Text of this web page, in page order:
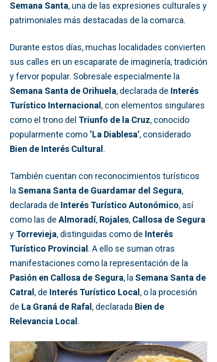
Semana Santa, una de las expresiones culturales y
patrimoniales más destacadas de la comarca.
Durante estos días, muchas localidades convierten
sus calles en un escaparate de imaginería, tradición
y fervor popular. Sobresale especialmente la
Semana Santa de Orihuela, declarada de Interés
Turístico Internacional , con elementos singulares
como el trono del Triunfo de la Cruz, conocido
popularmente como ‘La Diablesa’, considerado
Bien de Interés Cultural .
También cuentan con reconocimientos turísticos
la Semana Santa de Guardamar del Segura,
declarada de Interés Turístico Autonómico, así
como las deAlmoradí, Rojales, Callosa de Segura
y Torrevieja, distinguidas como de Interés
Turístico Provincial . A ello se suman otras
manifestaciones como la representación de la
Pasión en Callosa de Segura, la Semana Santa de
Catral , de Interés Turístico Local , o la procesión
de La Graná de Rafal , declarada Bien de
Relevancia Local .